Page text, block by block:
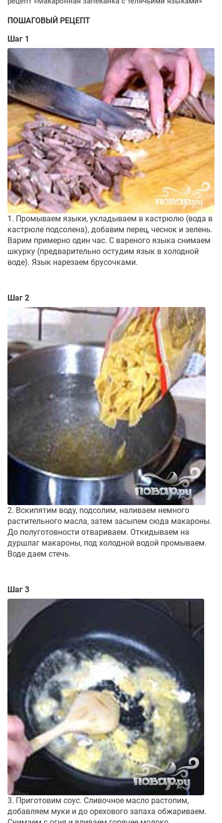
ПОШАГОВЫЙ РЕЦЕПТ
Шаг 1
1. Промываем языки, укладываем в кастрюлю (вода в
кастрюле подсолена), добавим перец, чеснок и зелень.
Варим примерно один час. С вареного языка снимаем
шкурку (предварительно остудим язык в холодной
воде). Язык нарезаем брусочками.
Шаг 2
2. Вскипятим воду, подсолим, наливаем немного
растительного масла, затем засыпем сюда макароны.
До полуготовности отвариваем. Откидываем на
дуршлаг макароны, под холодной водой промываем.
Воде даем стечь.
Шаг 3
3. Приготовим соус. Сливочное масло растопим,
добавляем муки и до орехового запаха обжариваем.